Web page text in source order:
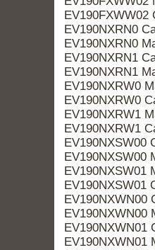
EV190FXWW02
EV190NXRN0
EV190NXRN0
EV190NXRN1
EV190NXRN1
EV190NXRW0
EV190NXRW0
EV190NXRW1
EV190NXRW1
EV190NXSW00
EV190NXSW00
EV190NXSW01
EV190NXSW01
EV190NXWN00
EV190NXWN00
EV190NXWN01
EV190NXWN01